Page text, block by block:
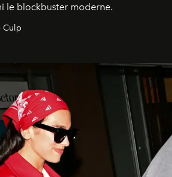
le blockbuster moderne.
Culp